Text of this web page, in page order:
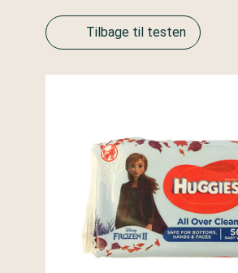
Tilbage til testen